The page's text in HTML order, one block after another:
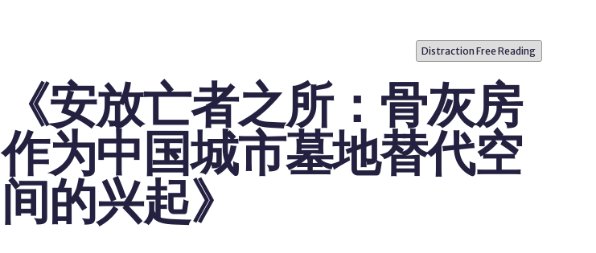
Distraction Free Reading
《安放亡者之所：骨灰房
作为中国城市墓地替代空
间的兴起》